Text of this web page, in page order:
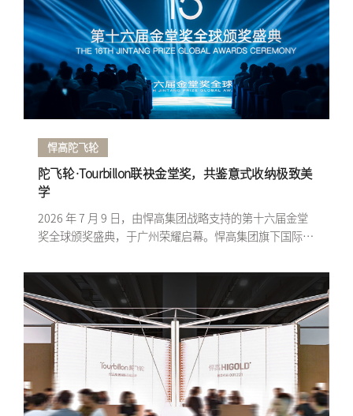
悍高陀飞轮
陀飞轮·Tourbillon联袂金堂奖，共鉴意式收纳极致美
学
2026 年 7 月 9 日，由悍高集团战略支持的第十六届金堂
奖全球颁奖盛典，于广州荣耀启幕。悍高集团旗下国际高
立序高定收纳新章。